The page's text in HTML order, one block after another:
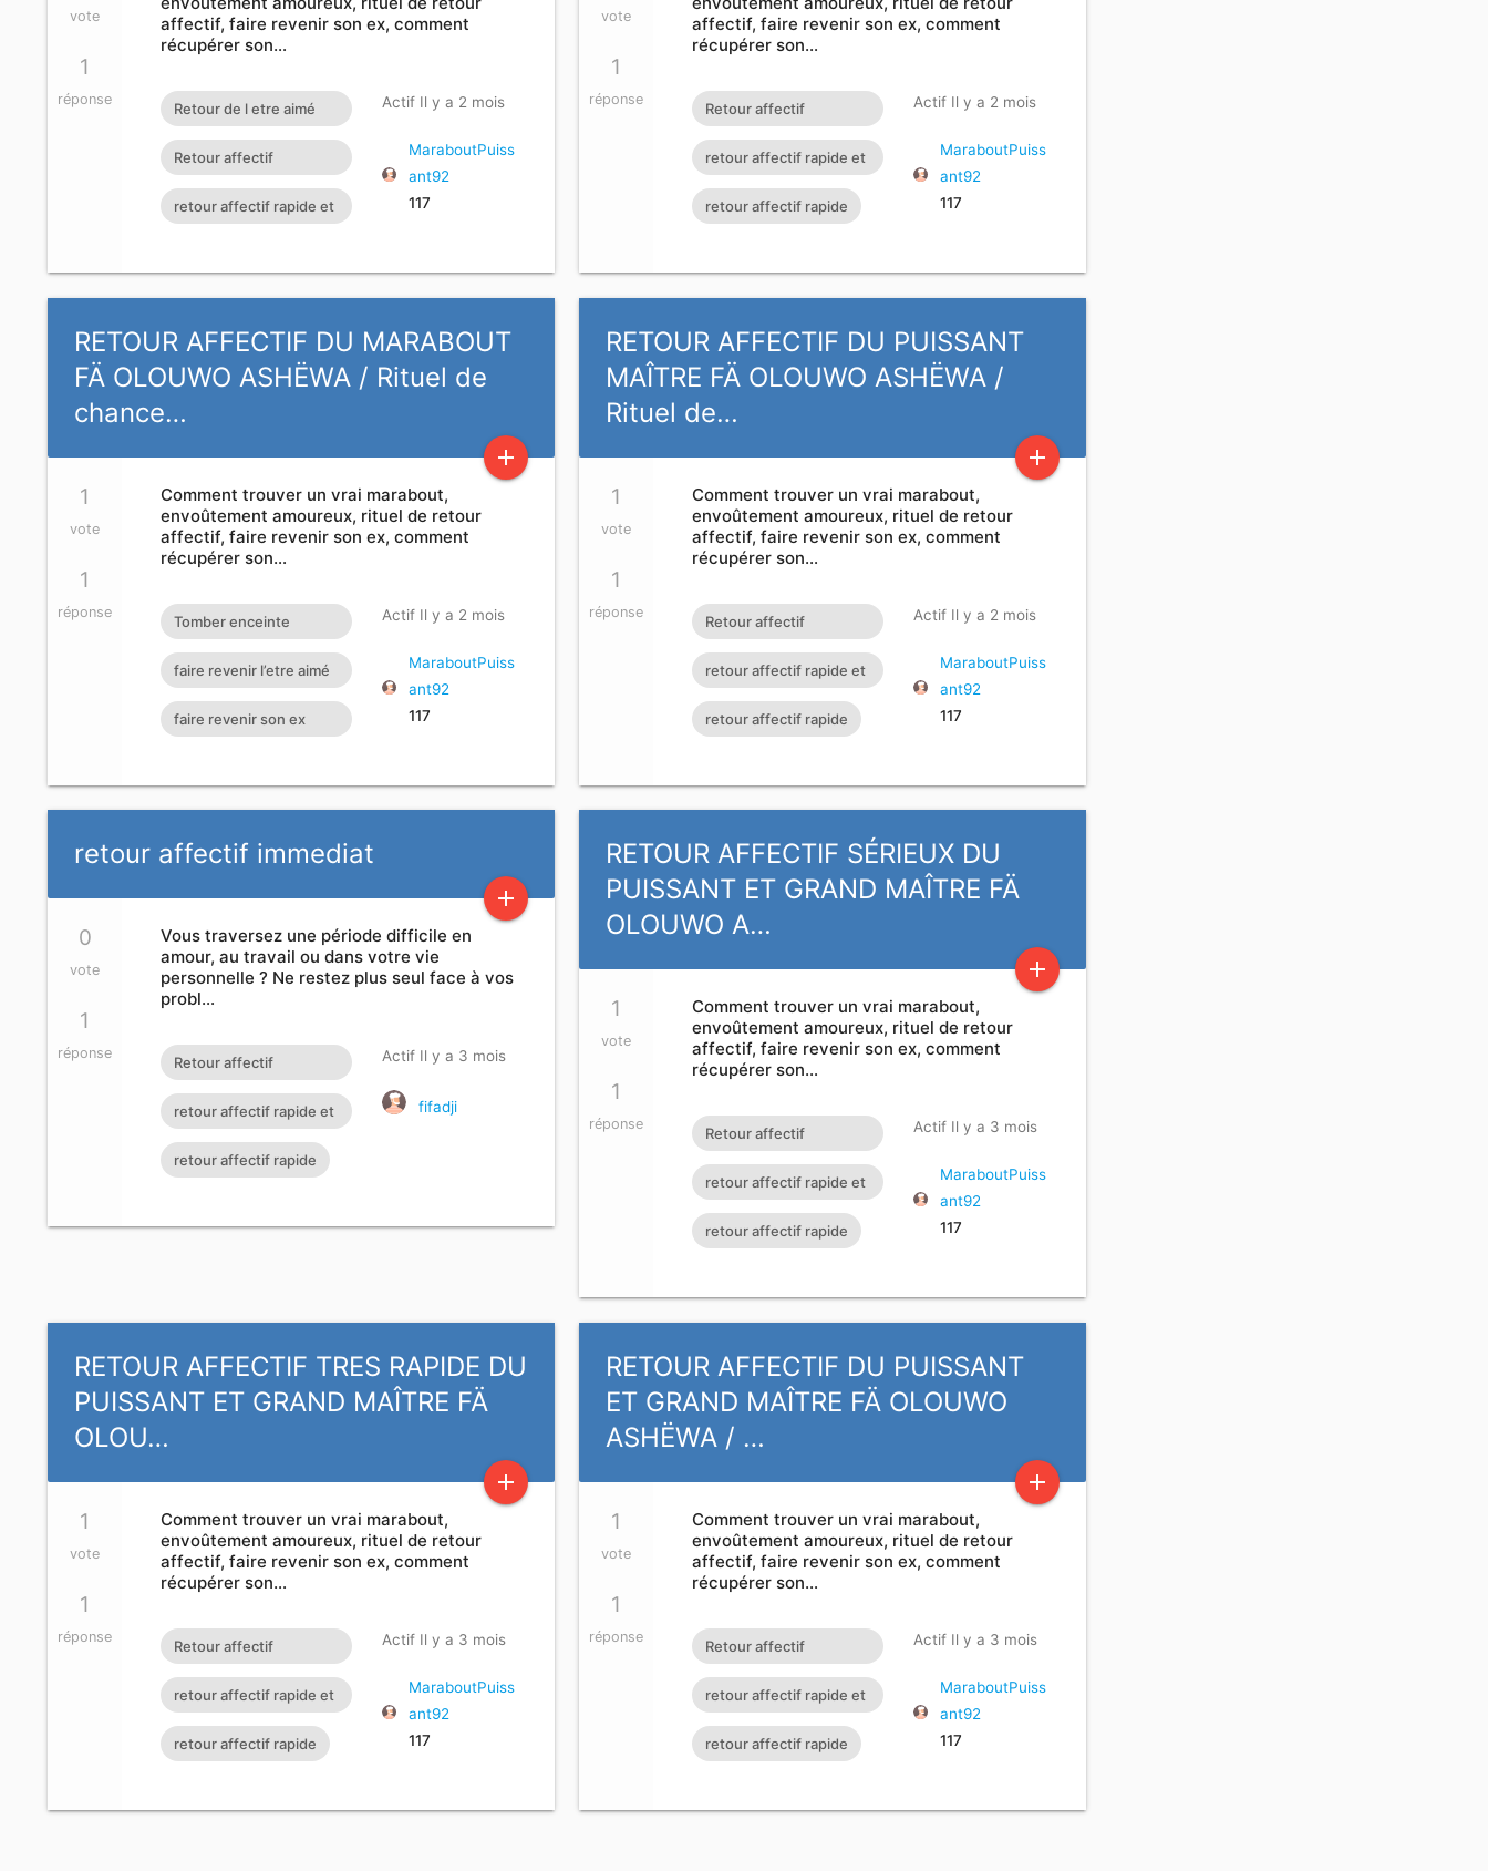
vote
1
réponse
affectif, faire revenir son ex, comment
récupérer son…
Retour de l etre aimé
pdf retour de l'être
aimé en 24h rituel re
Retour affectif
amoureux immédiat
gratuit Rituel retour
retour affectif rapide et
Actif Il y a 2 mois
MaraboutPuiss
ant92
117
vote
1
réponse
affectif, faire revenir son ex, comment
récupérer son…
Retour affectif
amoureux immédiat
gratuit Rituel retour
affectif
retour affectif rapide et
efficace
retour affectif rapide
Actif Il y a 2 mois
MaraboutPuiss
ant92
117
RETOUR AFFECTIF DU MARABOUT
FÄ OLOUWO ASHËWA / Rituel de
chance…
add
1
vote
1
réponse
Comment trouver un vrai marabout,
envoûtement amoureux, rituel de retour
affectif, faire revenir son ex, comment
récupérer son…
Tomber enceinte
rapidement Faire
revenir son ex Retour
affectif
faire revenir l’etre aimé
avec une photo
faire revenir son ex
son mari ou sa femme
Actif Il y a 2 mois
MaraboutPuiss
ant92
117
RETOUR AFFECTIF DU PUISSANT
MAÎTRE FÄ OLOUWO ASHËWA /
Rituel de…
add
1
vote
1
réponse
Comment trouver un vrai marabout,
envoûtement amoureux, rituel de retour
affectif, faire revenir son ex, comment
récupérer son…
Retour affectif
amoureux immédiat
gratuit Rituel retour
affectif
retour affectif rapide et
efficace
retour affectif rapide
Actif Il y a 2 mois
MaraboutPuiss
ant92
117
retour affectif immediat
add
0
vote
1
réponse
Vous traversez une période difficile en
amour, au travail ou dans votre vie
personnelle ? Ne restez plus seul face à vos
probl…
Retour affectif
amoureux immédiat
gratuit Rituel retour
affectif
retour affectif rapide et
efficace
retour affectif rapide
Actif Il y a 3 mois
fifadji
RETOUR AFFECTIF SÉRIEUX DU
PUISSANT ET GRAND MAÎTRE FÄ
OLOUWO A…
add
1
vote
1
réponse
Comment trouver un vrai marabout,
envoûtement amoureux, rituel de retour
affectif, faire revenir son ex, comment
récupérer son…
Retour affectif
amoureux immédiat
gratuit Rituel retour
affectif
retour affectif rapide et
efficace
retour affectif rapide
Actif Il y a 3 mois
MaraboutPuiss
ant92
117
RETOUR AFFECTIF TRES RAPIDE DU
PUISSANT ET GRAND MAÎTRE FÄ
OLOU…
add
1
vote
1
réponse
Comment trouver un vrai marabout,
envoûtement amoureux, rituel de retour
affectif, faire revenir son ex, comment
récupérer son…
Retour affectif
amoureux immédiat
gratuit Rituel retour
affectif
retour affectif rapide et
efficace
retour affectif rapide
Actif Il y a 3 mois
MaraboutPuiss
ant92
117
RETOUR AFFECTIF DU PUISSANT
ET GRAND MAÎTRE FÄ OLOUWO
ASHËWA / …
add
1
vote
1
réponse
Comment trouver un vrai marabout,
envoûtement amoureux, rituel de retour
affectif, faire revenir son ex, comment
récupérer son…
Retour affectif
amoureux immédiat
gratuit Rituel retour
affectif
retour affectif rapide et
efficace
retour affectif rapide
Actif Il y a 3 mois
MaraboutPuiss
ant92
117